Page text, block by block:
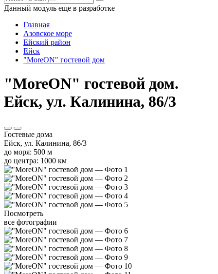
Данный модуль еще в разработке
Главная
Азовское море
Ейский район
Ейск
"MoreON" гостевой дом
"MoreON" гостевой дом.
Ейск, ул. Калинина, 86/3
Гостевые дома
Ейск, ул. Калинина, 86/3
до моря: 500 м
до центра: 1000 км
Посмотреть
все фотографии